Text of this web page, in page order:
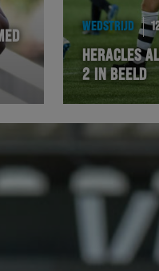
WEDSTRIJD
HERACLES
2 IN BEELD